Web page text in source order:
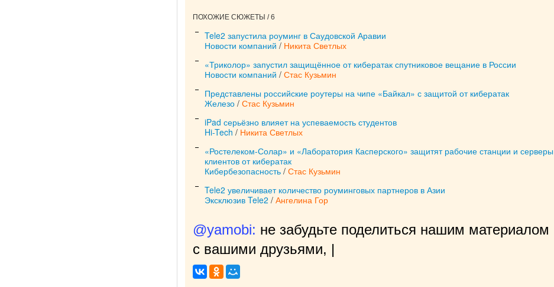
ПОХОЖИЕ СЮЖЕТЫ / 6
Tele2 запустила роуминг в Саудовской Аравии
Новости компаний / Никита Светлых
«Триколор» запустил защищённое от кибератак спутниковое вещание в России
Новости компаний / Стас Кузьмин
Представлены российские роутеры на чипе «Байкал» с защитой от кибератак
Железо / Стас Кузьмин
iPad серьёзно влияет на успеваемость студентов
Hi-Tech / Никита Светлых
«Ростелеком-Солар» и «Лаборатория Касперского» защитят рабочие станции и серверы
клиентов от кибератак
Кибербезопасность / Стас Кузьмин
Tele2 увеличивает количество роуминговых партнеров в Азии
Эксклюзив Tele2 / Ангелина Гор
@yamobi: не забудьте поделиться нашим материалом
с вашими друзьями, нам будет очень